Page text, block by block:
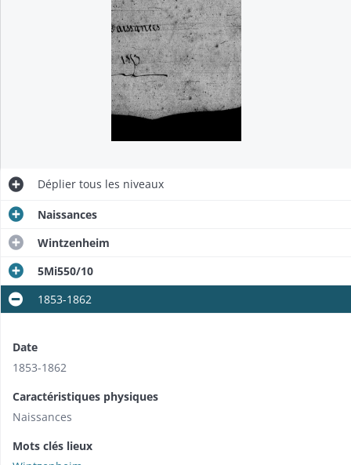
Déplier tous les niveaux
Naissances
Wintzenheim
5Mi550/10
1853-1862
Date
1853-1862
Caractéristiques physiques
Naissances
Mots clés lieux